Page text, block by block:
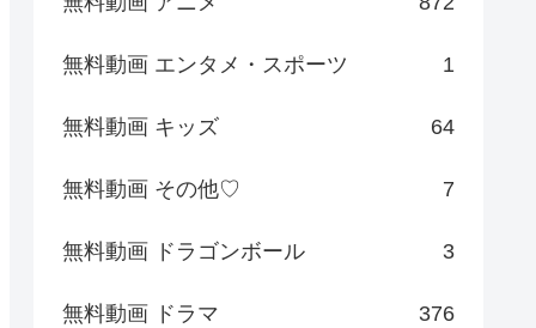
無料動画 エンタメ・スポーツ 1
無料動画 キッズ 64
無料動画 その他♡ 7
無料動画 ドラゴンボール 3
無料動画 ドラマ 376